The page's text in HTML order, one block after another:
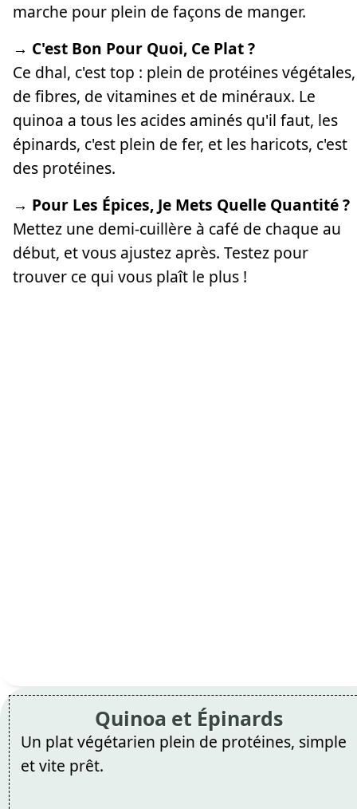
marche pour plein de façons de manger.
→ C'est Bon Pour Quoi, Ce Plat ?
Ce dhal, c'est top : plein de protéines végétales,
de fibres, de vitamines et de minéraux. Le
quinoa a tous les acides aminés qu'il faut, les
épinards, c'est plein de fer, et les haricots, c'est
des protéines.
→ Pour Les Épices, Je Mets Quelle Quantité ?
Mettez une demi-cuillère à café de chaque au
début, et vous ajustez après. Testez pour
trouver ce qui vous plaît le plus !
Quinoa et Épinards
Un plat végétarien plein de protéines, simple
et vite prêt.